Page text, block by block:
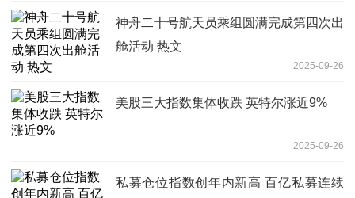
神舟二十号航天员乘组圆满完成第四次出
舱活动 热文
2025-09-26
美股三大指数集体收跌 英特尔涨近9%
2025-09-26
私募仓位指数创年内新高 百亿私募连续